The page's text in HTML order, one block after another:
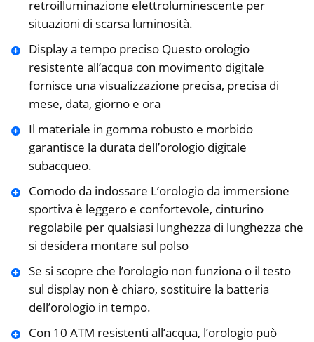
retroilluminazione elettroluminescente per
situazioni di scarsa luminosità.
Display a tempo preciso Questo orologio
resistente all’acqua con movimento digitale
fornisce una visualizzazione precisa, precisa di
mese, data, giorno e ora
Il materiale in gomma robusto e morbido
garantisce la durata dell’orologio digitale
subacqueo.
Comodo da indossare L’orologio da immersione
sportiva è leggero e confortevole, cinturino
regolabile per qualsiasi lunghezza di lunghezza che
si desidera montare sul polso
Se si scopre che l’orologio non funziona o il testo
sul display non è chiaro, sostituire la batteria
dell’orologio in tempo.
Con 10 ATM resistenti all’acqua, l’orologio può